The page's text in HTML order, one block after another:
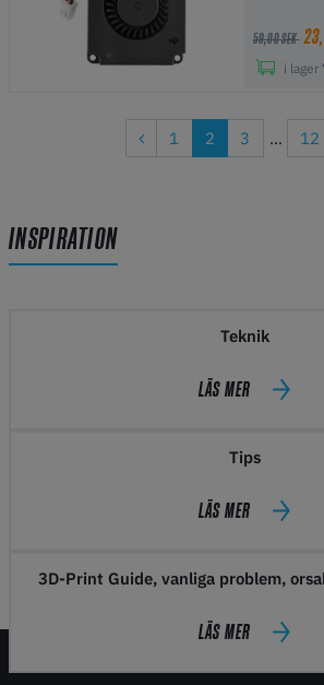
59,00 SEK
i lager
1 2 3 ... 12
INSPIRATION
Teknik
LÄS MER
Tips
LÄS MER
3D-Print Guide, vanliga problem,
LÄS MER